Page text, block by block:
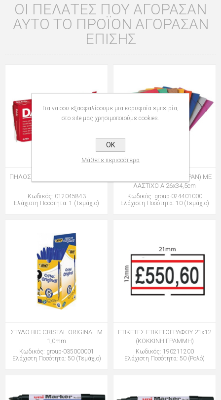
ΟΙ ΠΕΛΆΤΕΣ ΠΟΥ ΑΓΌΡΑΣΑΝ
ΑΥΤΌ ΤΟ ΠΡΟΪΌΝ ΑΓΌΡΑΣΑΝ
ΕΠΊΣΗΣ
ΠΗΛΟΣ DAS 500gr ΛΕΥΚΟΣ 3870
Κωδικός: 012045843
Ελάχιστη Ποσότητα: 1 (Τεμάχιο)
ΝΤΟΣΙΕ ΠΡΕΣΠΑΝ (PRESPAN) ΜΕ
ΛΑΣΤΙΧΟ Α 26x34,5cm
Κωδικός: group-024401000
Ελάχιστη Ποσότητα: 10 (Τεμάχιο)
ΣΤΥΛΟ BIC CRISTAL ORIGINAL M
1,0mm
Κωδικός: group-035000001
Ελάχιστη Ποσότητα: 50 (Τεμάχιο)
ΕΤΙΚΕΤΕΣ ΕΤΙΚΕΤΟΓΡΑΦΟΥ 21x12
(ΚΟΚΚΙΝΗ ΓΡΑΜΜΗ)
Κωδικός: 190211200
Ελάχιστη Ποσότητα: 50 (Ρολό)
Για να σου εξασφαλίσουμε μια κορυφαία εμπειρία,
στο site μας χρησιμοποιούμε cookies.
OK
Μάθετε περισσότερα